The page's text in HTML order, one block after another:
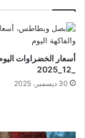
30 ديسمبر، 2025